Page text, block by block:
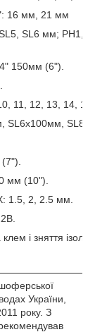
16 мм, 21 мм
SL6 мм; PH1,
150мм (6").
11, 12, 13, 14,
SL6x100мм,
мм (10").
1.5, 2, 2.5 мм.
і зняття
України,
року. З